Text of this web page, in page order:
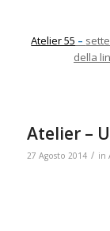
Atelier 55 –
della
Atelier –
27 Agosto 2014 / in